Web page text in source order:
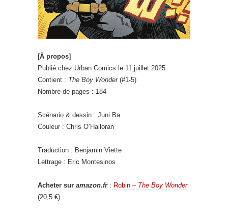
[À propos]
Publié chez Urban Comics le 11 juillet 2025.
Contient : The Boy Wonder(#1-5)
Nombre de pages : 184
Scénario & dessin : Juni Ba
Couleur : Chris O’Halloran
Traduction : Benjamin Viette
Lettrage : Eric Montesinos
Acheter sur amazon.fr: Robin – The Boy Wonder
(20,5 €)